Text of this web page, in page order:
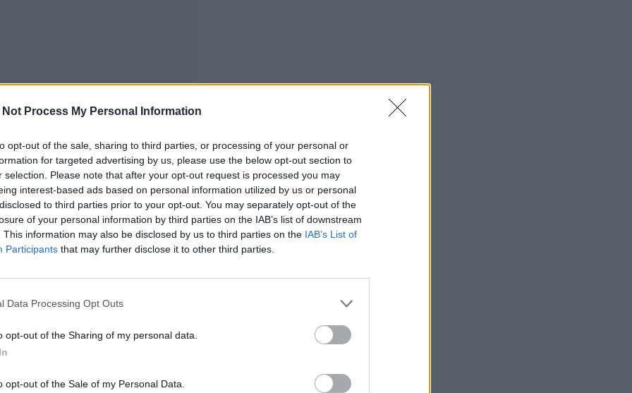
Not Process My Personal Information
opt-out of the sale, sharing to third parties, or processing of your personal or
for targeted advertising by us, please use the below opt-out section to
selection. Please note that after your opt-out request is processed you may
interest-based ads based on personal information utilized by us or personal
to third parties prior to your opt-out. You may separately opt-out of the
of your personal information by third parties on the IAB’s list of downstream
This information may also be disclosed by us to third parties on the IAB’s List of
Participants that may further disclose it to other third parties.
Data Processing Opt Outs
opt-out of the Sharing of my personal data.
opt-out of the Sale of my Personal Data.
tapahtumassa Tampereella.